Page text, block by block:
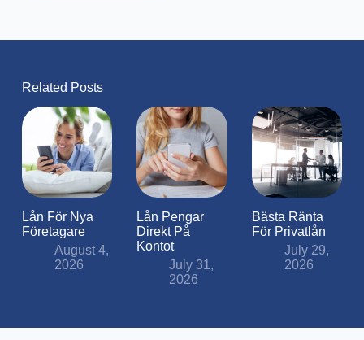
Related Posts
Lån För Nya
Företagare
August 4,
2026
Lån Pengar
Direkt På
Kontot
July 31,
2026
Bästa Ränta
För Privatlån
July 29,
2026